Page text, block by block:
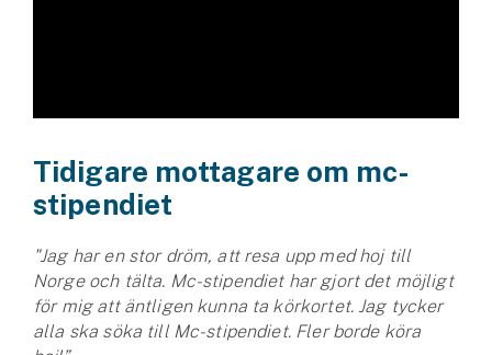
Kommunolycksfall
Försäkring via förmedlare
Se alla försäkringar
Tidigare mottagare om mc-
stipendiet
"Jag har en stor dröm, att resa upp med hoj till
Norge och tälta. Mc-stipendiet har gjort det möjligt
för mig att äntligen kunna ta körkortet. Jag tycker
alla ska söka till Mc-stipendiet. Fler borde köra